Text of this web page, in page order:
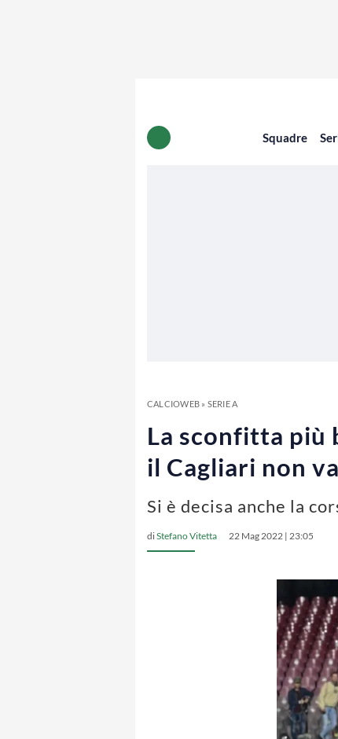
Squadre
CALCIOWEB» SERIE A
La sconfitta più
il Cagliari non
Si è decisa anche la
diStefano Vitetta 22 Mag 2022 | 23:05